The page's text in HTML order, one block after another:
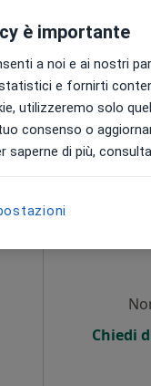
€
Chiedi
è importante
a noi e ai nostri
e fornirti
utilizzeremo solo
consenso o
saperne di più,